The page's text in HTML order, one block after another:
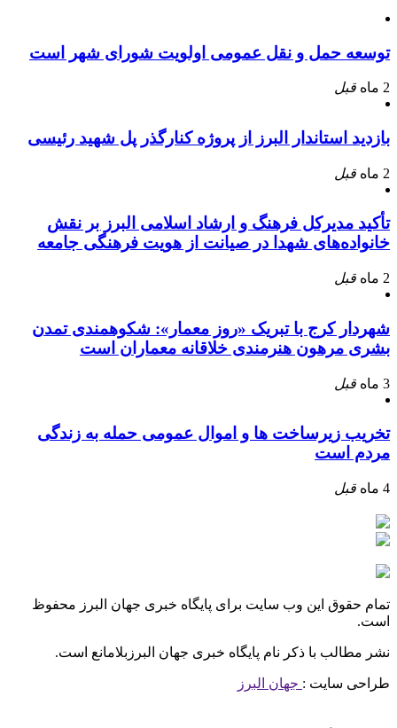
توسعه حمل و نقل عمومی اولویت شورای شهر است
2 ماه قبل
بازدید استاندار البرز از پروژه کنارگذر پل شهید رئیسی
2 ماه قبل
تأکید مدیرکل فرهنگ و ارشاد اسلامی البرز بر نقش
خانواده‌های شهدا در صیانت از هویت فرهنگی جامعه
2 ماه قبل
شهردار کرج با تبریک «روز معمار»: شکوهمندی تمدن
بشری مرهون هنرمندی خلاقانه معماران است
3 ماه قبل
تخریب زیرساخت ها و اموال عمومی حمله به زندگی
مردم است
4 ماه قبل
تمام حقوق این وب سایت برای پایگاه خبری جهان البرز محفوظ
است.
نشر مطالب با ذکر نام پایگاه خبری جهان البرزبلامانع است.
طراحی سایت : جهان البرز